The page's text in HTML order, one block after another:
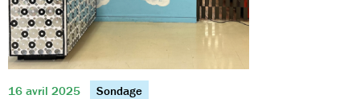
16 avril 2025 Sondage